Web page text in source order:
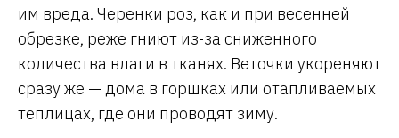
им вреда. Черенки роз, как и при весенней
обрезке, реже гниют из-за сниженного
количества влаги в тканях. Веточки укореняют
сразу же — дома в горшках или отапливаемых
теплицах, где они проводят зиму.